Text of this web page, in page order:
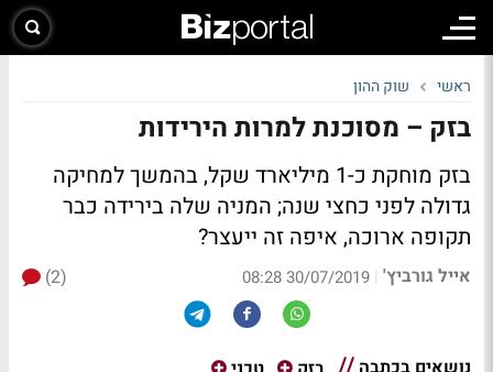
ראשי שוק ההון
בזק – מסוכנת למרות הירידות
בזק מוחקת כ-1 מיליארד שקל, בהמשך למחיקה
גדולה לפני כחצי שנה; המניה שלה בירידה כבר
תקופה ארוכה, איפה זה ייעצר?
אייל גורביץ' |
30/07/2019 08:28
(2)